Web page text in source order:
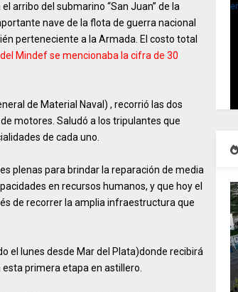
arribo del submarino “San Juan” de la
nave de la flota de guerra nacional
perteneciente a la Armada. El costo total
Mindef se mencionaba la cifra de 30
de Material Naval) , recorrió las dos
motores. Saludó a los tripulantes que
de cada uno.
plenas para brindar la reparación de media
en recursos humanos, y que hoy el
de recorrer la amplia infraestructura que
el lunes desde Mar del Plata)donde recibirá
primera etapa en astillero.